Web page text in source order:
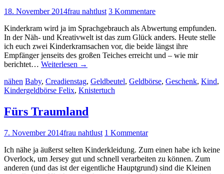
18. November 2014frau nahtlust 3 Kommentare
Kinderkram wird ja im Sprachgebrauch als Abwertung empfunden.
In der Näh- und Kreativwelt ist das zum Glück anders. Heute stelle
ich euch zwei Kinderkramsachen vor, die beide längst ihre
Empfänger jenseits des großen Teiches erreicht und – wie mir
berichtet… Weiterlesen →
nähen Baby, Creadienstag, Geldbeutel, Geldbörse, Geschenk, Kind,
Kindergeldbörse Felix, Knistertuch
Fürs Traumland
7. November 2014frau nahtlust 1 Kommentar
Ich nähe ja äußerst selten Kinderkleidung. Zum einen habe ich keine
Overlock, um Jersey gut und schnell verarbeiten zu können. Zum
anderen (und das ist der eigentliche Hauptgrund) sind die Kleinen